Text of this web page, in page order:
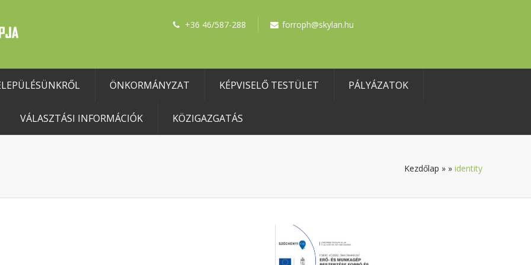
+36 46/587-288 forroph@skylan.hu
ÖNKORMÁNYZAT KÉPVISELŐ TESTÜLET PÁLYÁZATOK
VÁLASZTÁSI INFORMÁCIÓK KÖZIGAZGATÁS
Kezdőlap » » identity